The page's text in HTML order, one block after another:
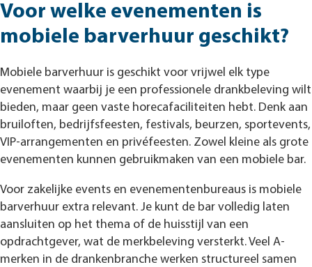
Voor welke evenementen is
mobiele barverhuur geschikt?
Mobiele barverhuur is geschikt voor vrijwel elk type
evenement waarbij je een professionele drankbeleving wilt
bieden, maar geen vaste horecafaciliteiten hebt. Denk aan
bruiloften, bedrijfsfeesten, festivals, beurzen, sportevents,
VIP-arrangementen en privéfeesten. Zowel kleine als grote
evenementen kunnen gebruikmaken van een mobiele bar.
Voor zakelijke events en evenementenbureaus is mobiele
barverhuur extra relevant. Je kunt de bar volledig laten
aansluiten op het thema of de huisstijl van een
opdrachtgever, wat de merkbeleving versterkt. Veel A-
merken in de drankenbranche werken structureel samen